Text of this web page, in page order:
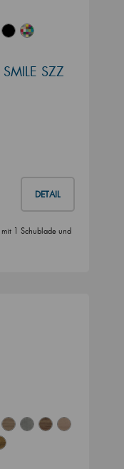
SZZ
DETAIL
1 Schublade und